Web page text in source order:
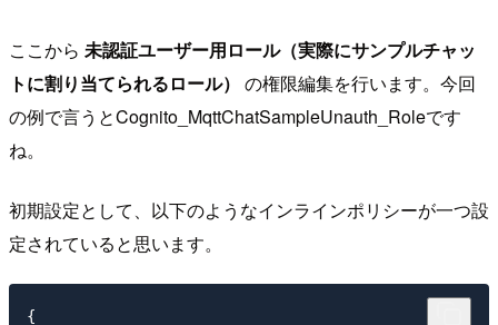
ここから 未認証ユーザー用ロール（実際にサンプルチャッ
トに割り当てられるロール） の権限編集を行います。今回
の例で言うとCognito_MqttChatSampleUnauth_Roleです
ね。
初期設定として、以下のようなインラインポリシーが一つ設
定されていると思います。
{